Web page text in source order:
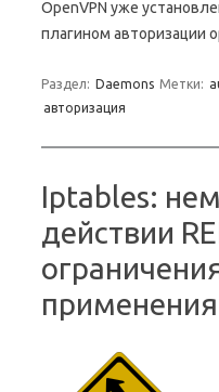
OpenVPN уже
плагином авторизации
Раздел: Daemons Метки:
авторизация
Iptables:
действии
применения